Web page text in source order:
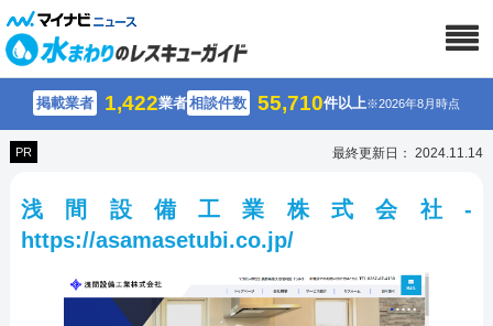
掲載業者 1,422業者相談件数 55,710件以上※2026年8月時点
PR 最終更新日： 2024.11.14
浅間設備工業株式会社-
https://asamasetubi.co.jp/